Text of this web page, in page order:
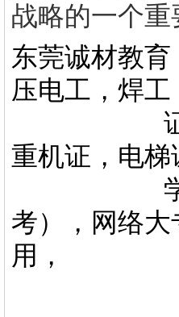
战略的一个
东莞诚材教
压电工，焊
证件年审
重机证，电梯
学历：成
考），网络
用，
大专和